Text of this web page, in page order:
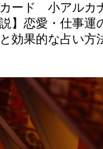
カード 小アル
】恋愛・仕事運
効果的な占い方